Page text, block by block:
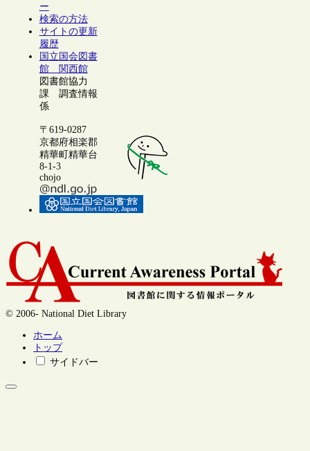
ー
検索の方法
サイトの更新
履歴
国立国会図書
館 関西館
図書館協力
課 調査情報
係
〒619-0287
京都府相楽郡
精華町精華台
8-1-3
chojo
© 2006- National Diet Library
ホーム
トップ
サイドバー